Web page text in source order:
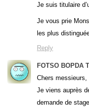
Je suis titulaire
Je vous prie
les plus
Reply
FOTSO BOPDA
Chers messieurs,
Je viens auprès
demande de